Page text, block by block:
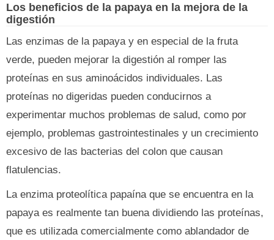
Los beneficios de la papaya en la mejora de la
digestión
Las enzimas de la papaya y en especial de la fruta
verde, pueden mejorar la digestión al romper las
proteínas en sus aminoácidos individuales. Las
proteínas no digeridas pueden conducirnos a
experimentar muchos problemas de salud, como por
ejemplo, problemas gastrointestinales y un crecimiento
excesivo de las bacterias del colon que causan
flatulencias.
La enzima proteolítica papaína que se encuentra en la
papaya es realmente tan buena dividiendo las proteínas,
que es utilizada comercialmente como ablandador de